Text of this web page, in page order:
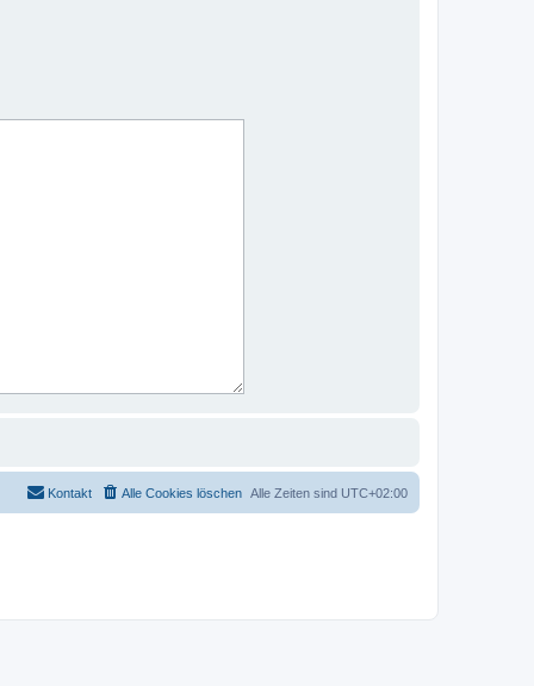
Alle Zeiten sind UTC+02:00
Alle Cookies löschen
Kontakt